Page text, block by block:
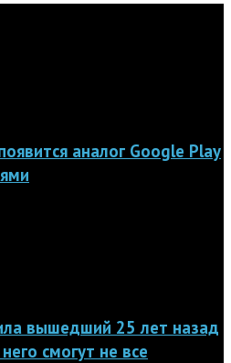
аналог Google Play
вышедший 25 лет назад
смогут не все